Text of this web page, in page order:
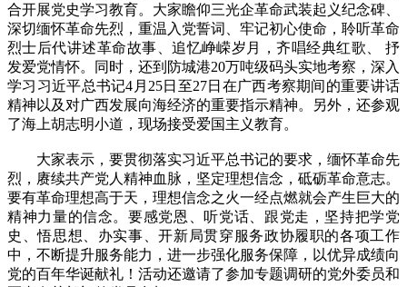
合开展党史学习教育。大家瞻仰三光企革命武装起义纪念碑、
深切缅怀革命先烈，重温入党誓词、牢记初心使命，聆听革命
烈士后代讲述革命故事、追忆峥嵘岁月，齐唱经典红歌、 抒
发爱党情怀。同时，还到防城港20万吨级码头实地考察，深入
学习习近平总书记4月25日至27日在广西考察期间的重要讲话
精神以及对广西发展向海经济的重要指示精神。另外，还参观
了海上胡志明小道，现场接受爱国主义教育。
大家表示，要贯彻落实习近平总书记的要求，缅怀革命先
烈，赓续共产党人精神血脉，坚定理想信念，砥砺革命意志。
要有革命理想高于天，理想信念之火一经点燃就会产生巨大的
精神力量的信念。要感党恩、听党话、跟党走，坚持把学党
史、悟思想、办实事、开新局贯穿服务政协履职的各项工作
中，不断提升服务能力，进一步强化服务保障，以优异成绩向
党的百年华诞献礼！活动还邀请了参加专题调研的党外委员和